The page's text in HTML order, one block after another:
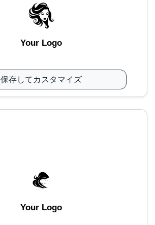
Your Logo
保存してカスタマイズ
Your Logo